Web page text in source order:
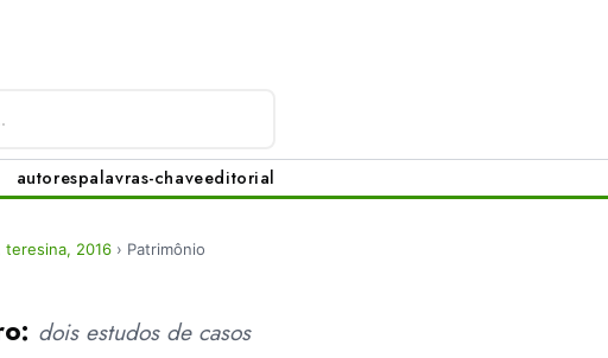
autorespalavras-chaveeditorial
2016 › Patrimônio
dois estudos de casos